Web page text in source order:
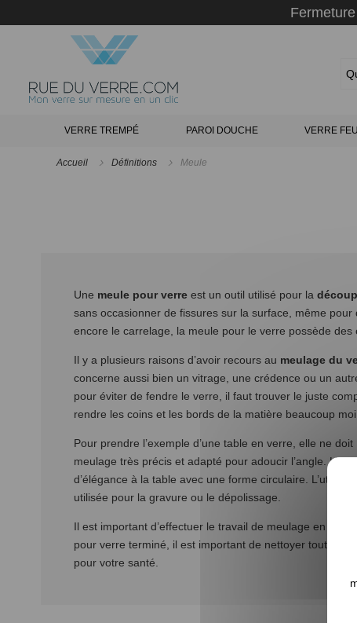
VERRE TREMPÉ PAROI DOUCHE VERRE
Accueil Définitions Meule
Une meule pour verre est un outil utilisé pour la
sans occasionner de fissures sur la surface, même
encore le carrelage, la meule pour le verre possède
Il y a plusieurs raisons d’avoir recours au meulage du
concerne aussi bien un vitrage, une crédence ou un
pour éviter de fendre le verre, il faut trouver le juste
rendre les coins et les bords de la matière beaucoup
Pour prendre l’exemple d’une table en verre, elle ne
meulage très précis et adapté pour adoucir l’angle.
d’élégance à la table avec une forme circulaire.
utilisée pour la gravure ou le dépolissage.
Il est important d’effectuer le travail de meulage en
pour verre terminé, il est important de nettoyer toute la
pour votre santé.